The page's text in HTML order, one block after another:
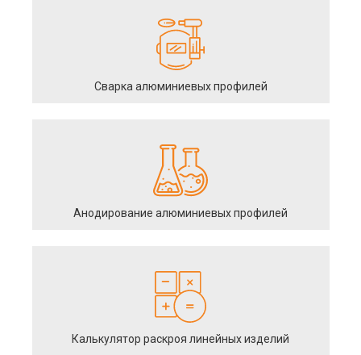
Сварка алюминиевых профилей
Анодирование алюминиевых профилей
Калькулятор раскроя линейных изделий